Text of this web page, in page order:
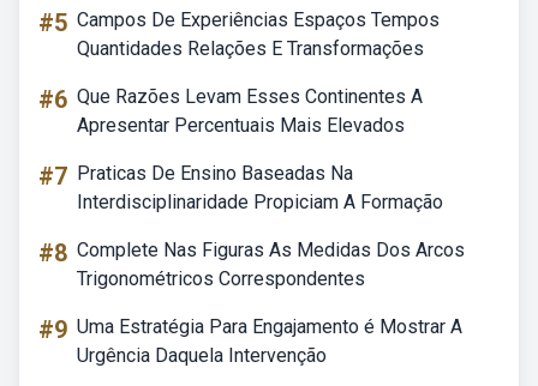
#5 Campos De Experiências Espaços Tempos
Quantidades Relações E Transformações
#6 Que Razões Levam Esses Continentes A
Apresentar Percentuais Mais Elevados
#7 Praticas De Ensino Baseadas Na
Interdisciplinaridade Propiciam A Formação
#8 Complete Nas Figuras As Medidas Dos Arcos
Trigonométricos Correspondentes
#9 Uma Estratégia Para Engajamento é Mostrar A
Urgência Daquela Intervenção